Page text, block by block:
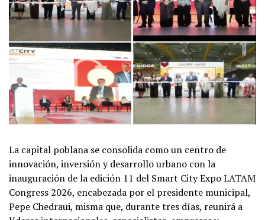
La capital poblana se consolida como un centro de
innovación, inversión y desarrollo urbano con la
inauguración de la edición 11 del Smart City Expo LATAM
Congress 2026, encabezada por el presidente municipal,
Pepe Chedraui, misma que, durante tres días, reunirá a